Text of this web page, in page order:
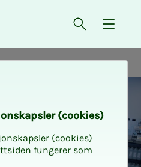
Åpne søk
{
(cookies)
(cookies)
fungerer som